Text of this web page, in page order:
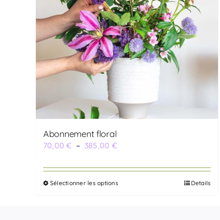
Abonnement floral
70,00€ – 385,00 €Plage
prix :
70,00 €
Sélectionner les optionsCe
Details